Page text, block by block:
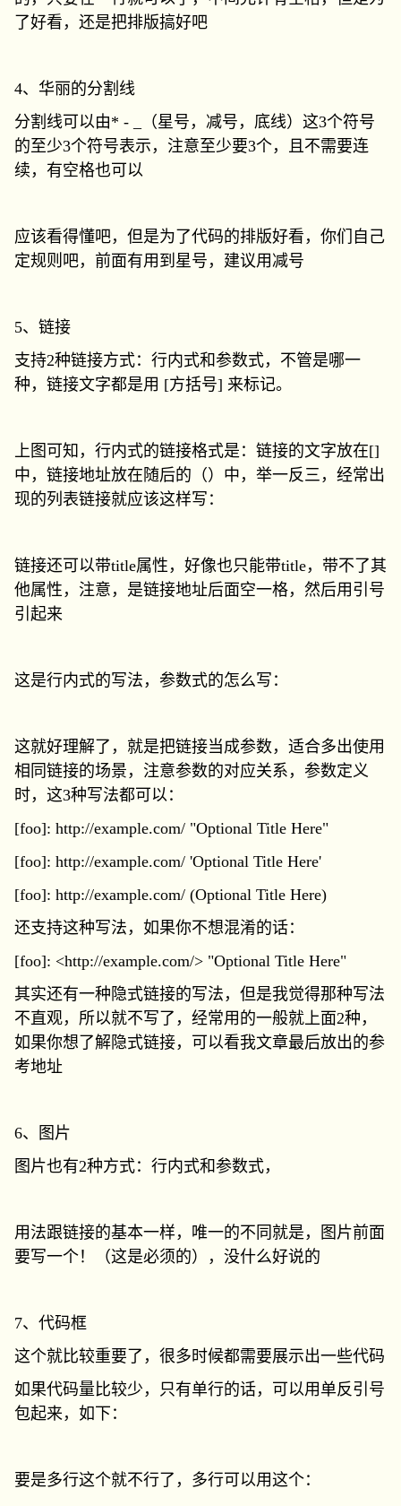
了好看，还是把排版搞好吧
4、华丽的分割线
分割线可以由* - _（星号，减号，底线）这3个符号
的至少3个符号表示，注意至少要3个，且不需要连
续，有空格也可以
应该看得懂吧，但是为了代码的排版好看，你们自己
定规则吧，前面有用到星号，建议用减号
5、链接
支持2种链接方式：行内式和参数式，不管是哪一
种，链接文字都是用 [方括号] 来标记。
上图可知，行内式的链接格式是：链接的文字放在[]
中，链接地址放在随后的（）中，举一反三，经常出
现的列表链接就应该这样写：
链接还可以带title属性，好像也只能带title，带不了其
他属性，注意，是链接地址后面空一格，然后用引号
引起来
这是行内式的写法，参数式的怎么写：
这就好理解了，就是把链接当成参数，适合多出使用
相同链接的场景，注意参数的对应关系，参数定义
时，这3种写法都可以：
[foo]: http://example.com/ "Optional Title Here"
[foo]: http://example.com/ 'Optional Title Here'
[foo]: http://example.com/ (Optional Title Here)
还支持这种写法，如果你不想混淆的话：
[foo]: <http://example.com/> "Optional Title Here"
其实还有一种隐式链接的写法，但是我觉得那种写法
不直观，所以就不写了，经常用的一般就上面2种，
如果你想了解隐式链接，可以看我文章最后放出的参
考地址
6、图片
图片也有2种方式：行内式和参数式，
用法跟链接的基本一样，唯一的不同就是，图片前面
要写一个！（这是必须的），没什么好说的
7、代码框
这个就比较重要了，很多时候都需要展示出一些代码
如果代码量比较少，只有单行的话，可以用单反引号
包起来，如下：
要是多行这个就不行了，多行可以用这个：